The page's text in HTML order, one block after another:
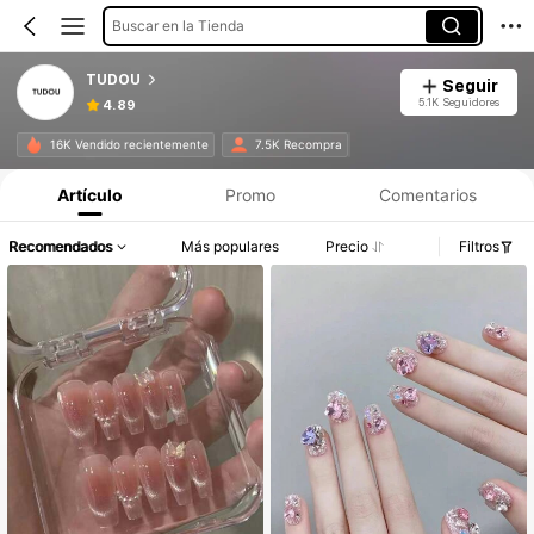
Buscar en la Tienda
TUDOU
4.89
Seguir
5.1K Seguidores
16K Vendido recientemente 7.5K Recompra
Artículo Promo Comentarios
Recomendados Más populares Precio Filtros